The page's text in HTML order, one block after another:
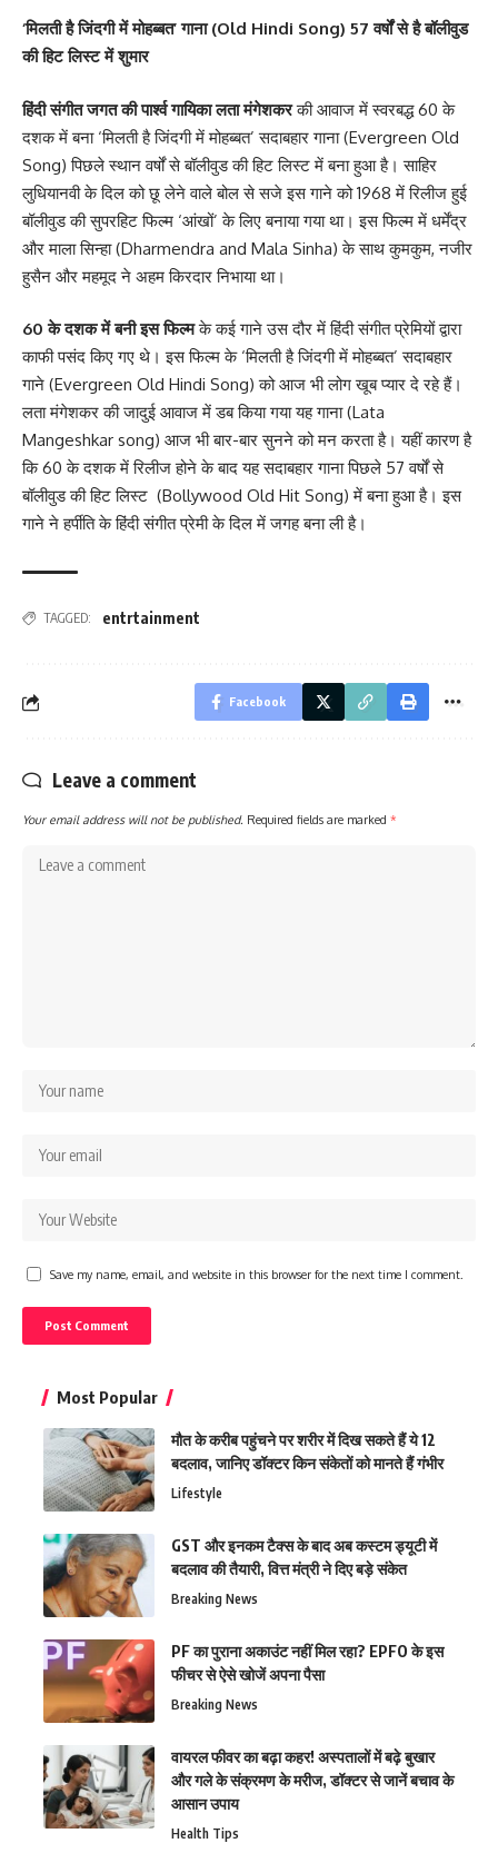
‘मिलती है जिंदगी में मोहब्बत’ गाना (Old Hindi Song) 57 वर्षों से है बॉलीवुड
की हिट लिस्ट में शुमार
हिंदी संगीत जगत की पार्श्व गायिका लता मंगेशकरकी आवाज में स्वरबद्ध 60 के
दशक में बना ‘मिलती है जिंदगी में मोहब्बत’ सदाबहार गाना (Evergreen Old
Song) पिछले स्थान वर्षों से बॉलीवुड की हिट लिस्ट में बना हुआ है। साहिर
लुधियानवी के दिल को छू लेने वाले बोल से सजे इस गाने को 1968 में रिलीज हुई
बॉलीवुड की सुपरहिट फिल्म ‘आंखों’ के लिए बनाया गया था। इस फिल्म में धर्मेंद्र
और माला सिन्हा (Dharmendra and Mala Sinha) के साथ कुमकुम, नजीर
हुसैन और महमूद ने अहम किरदार निभाया था।
60 के दशक में बनी इस फिल्मके कई गाने उस दौर में हिंदी संगीत प्रेमियों द्वारा
काफी पसंद किए गए थे। इस फिल्म के ‘मिलती है जिंदगी में मोहब्बत’ सदाबहार
गाने (Evergreen Old Hindi Song) को आज भी लोग खूब प्यार दे रहे हैं।
लता मंगेशकर की जादुई आवाज में डब किया गया यह गाना (Lata
Mangeshkar song) आज भी बार-बार सुनने को मन करता है। यहीं कारण है
कि 60 के दशक में रिलीज होने के बाद यह सदाबहार गाना पिछले 57 वर्षों से
बॉलीवुड की हिट लिस्ट (Bollywood Old Hit Song) में बना हुआ है। इस
गाने ने हर्पीति के हिंदी संगीत प्रेमी के दिल में जगह बना ली है।
TAGGED: entrtainment
Facebook
Leave a comment
Your email address will not be published. Required fields are marked *
Save my name, email, and website in this browser for the next time I comment.
Most Popular
मौत के करीब पहुंचने पर शरीर में दिख सकते हैं ये 12
बदलाव, जानिए डॉक्टर किन संकेतों को मानते हैं गंभीर
Lifestyle
GST और इनकम टैक्स के बाद अब कस्टम ड्यूटी में
बदलाव की तैयारी, वित्त मंत्री ने दिए बड़े संकेत
Breaking News
PF का पुराना अकाउंट नहीं मिल रहा? EPFO के इस
फीचर से ऐसे खोजें अपना पैसा
Breaking News
वायरल फीवर का बढ़ा कहर! अस्पतालों में बढ़े बुखार
और गले के संक्रमण के मरीज, डॉक्टर से जानें बचाव के
आसान उपाय
Health Tips